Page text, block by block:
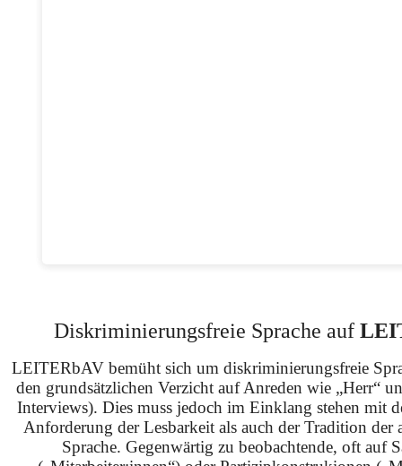
Diskriminierungsfreie Sprache auf
LEITERbAV bemüht sich um diskriminierungsfreie
den grundsätzlichen Verzicht auf Anreden wie „Herr“
Interviews). Dies muss jedoch im Einklang stehen mit
Anforderung der Lesbarkeit als auch der Tradition der
Sprache. Gegenwärtig zu beobachtende, oft auf